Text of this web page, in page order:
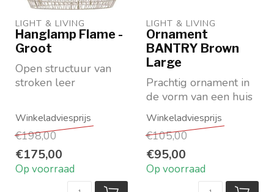
LIGHT & LIVING
Hanglamp Flame -
Groot
Open structuur van
stroken leer
Maat diameter 50 x h
40 cm
...
€198,00
€175,00
Op voorraad
LIGHT & LIVING
Ornament
BANTRY Brown
Large
Prachtig ornament in
de vorm van een huis
Te gebruiken als
lantaarn/windlicht
...
€105,00
€95,00
Op voorraad